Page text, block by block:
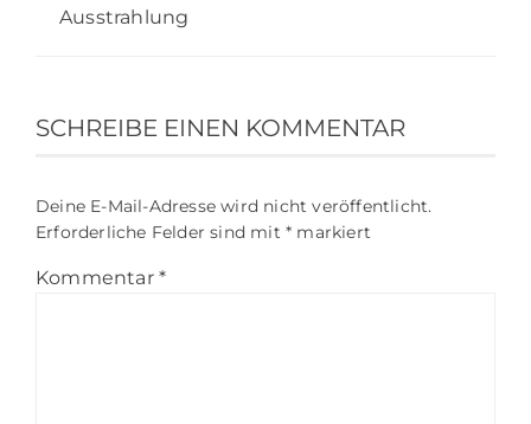
Ausstrahlung
SCHREIBE EINEN KOMMENTAR
Deine E-Mail-Adresse wird nicht veröffentlicht.
Erforderliche Felder sind mit * markiert
Kommentar *